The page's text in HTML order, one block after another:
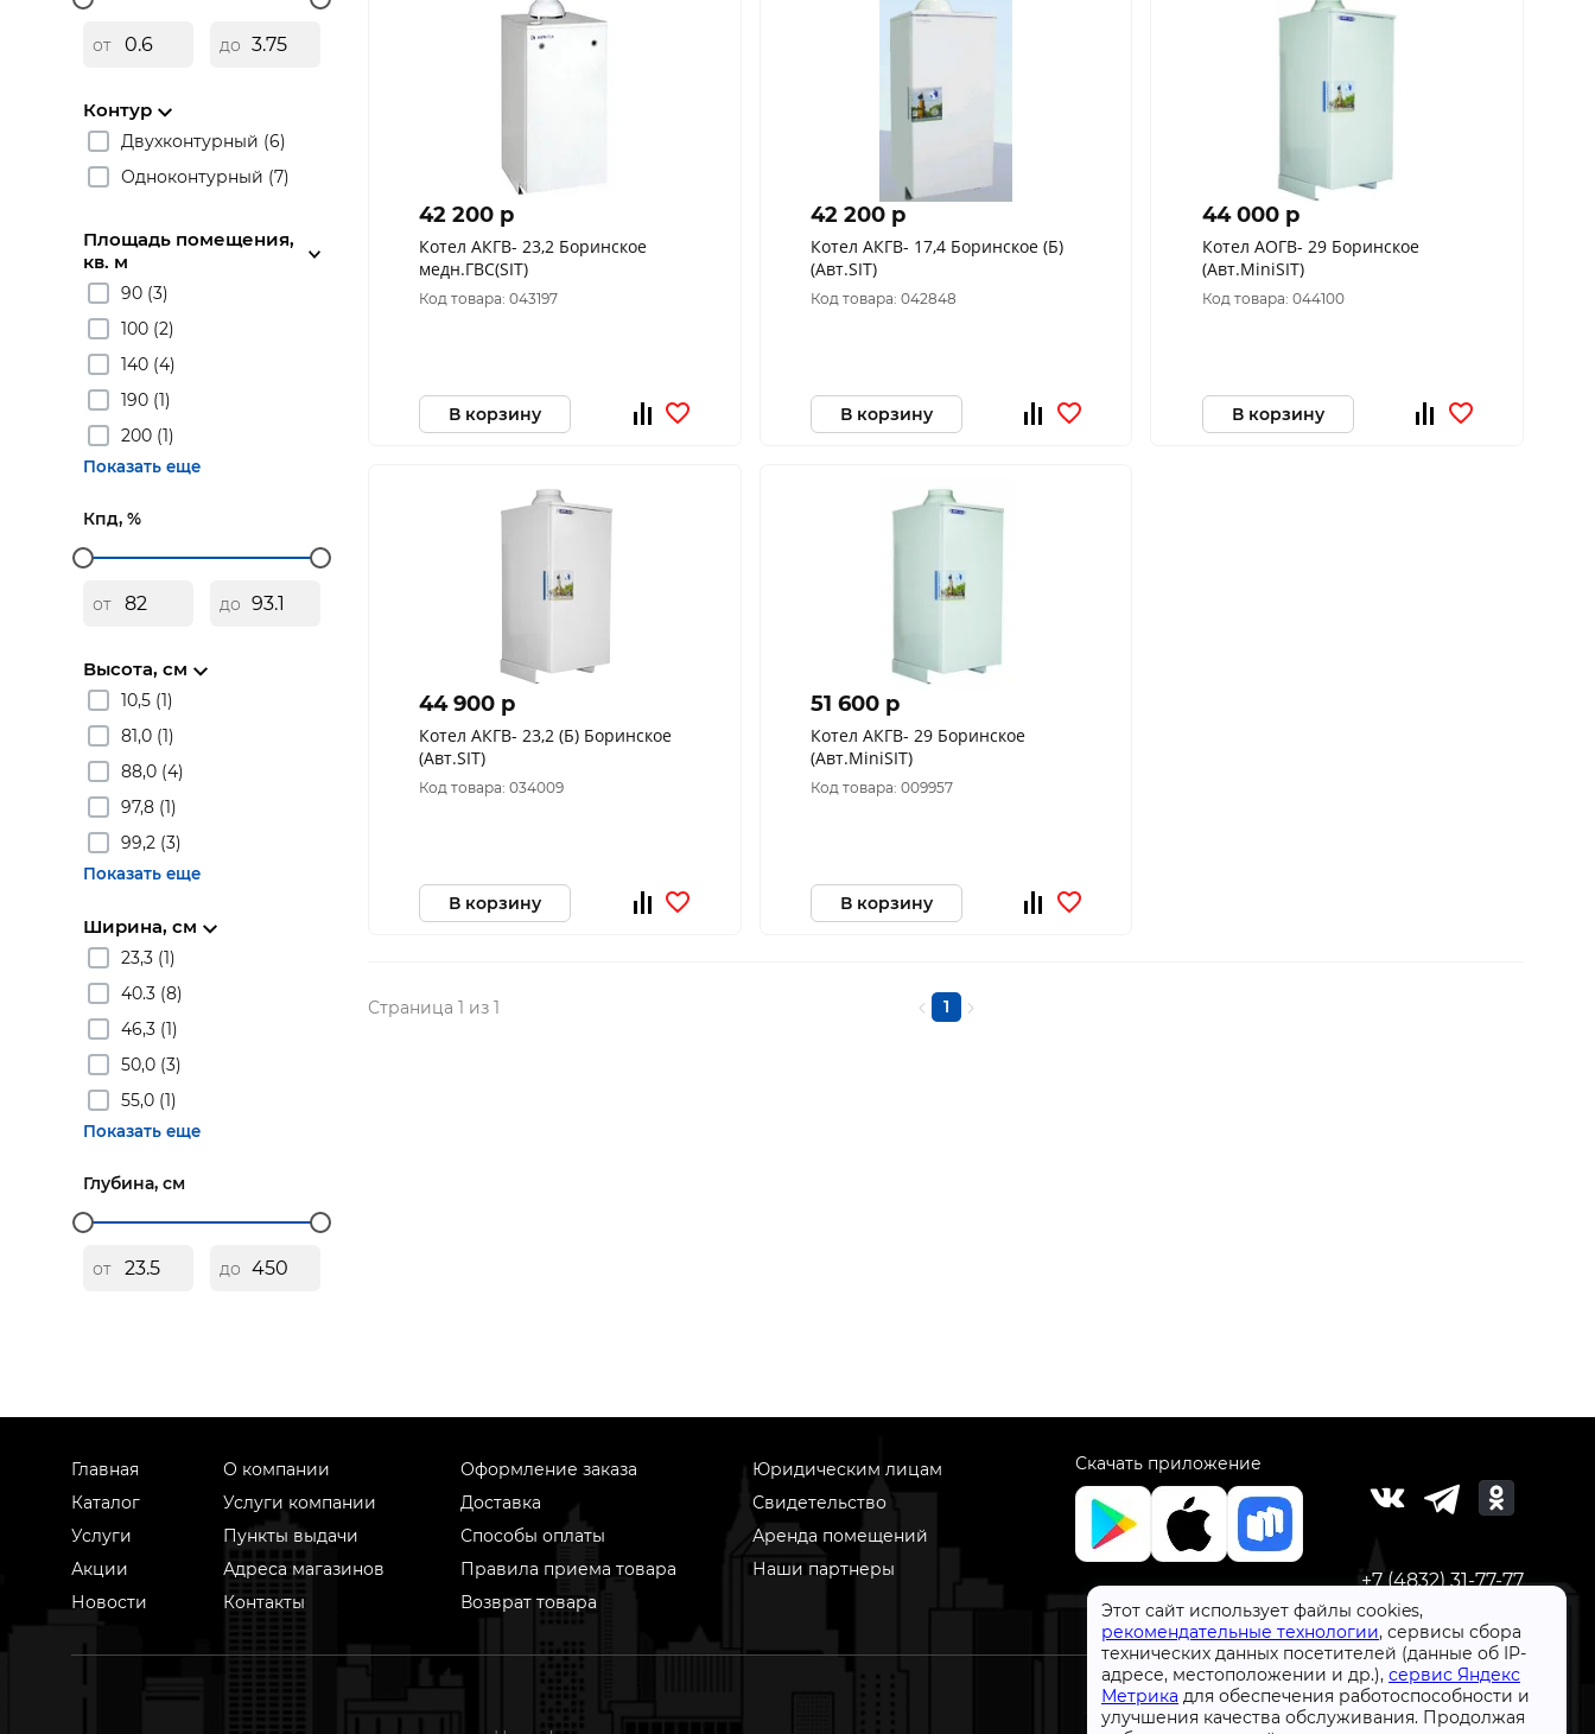
Этот сайт использует файлы cookies,
рекомендательные технологии, сервисы сбора
технических данных посетителей (данные об IP-
адресе, местоположении и др.), сервис Яндекс
Метрика для обеспечения работоспособности и
улучшения качества обслуживания. Продолжая
от до
Контур
Двухконтурный (6)
Одноконтурный (7)
Площадь помещения,
кв. м
90 (3)
100 (2)
140 (4)
190 (1)
200 (1)
Показать еще
Кпд, %
от до
Высота, см
10,5 (1)
81,0 (1)
88,0 (4)
97,8 (1)
99,2 (3)
Показать еще
Ширина, см
23,3 (1)
40.3 (8)
46,3 (1)
50,0 (3)
55,0 (1)
Показать еще
Глубина, см
от до
42 200 p
Котел АКГВ- 23,2 Боринское
медн.ГВС(SIT)
Код товара: 043197
В корзину
42 200 p
Котел АКГВ- 17,4 Боринское (Б)
(Авт.SIT)
Код товара: 042848
В корзину
44 000 p
Котел АОГВ- 29 Боринское
(Авт.MiniSIT)
Код товара: 044100
В корзину
44 900 p
Котел АКГВ- 23,2 (Б) Боринское
(Авт.SIT)
Код товара: 034009
В корзину
51 600 p
Котел АКГВ- 29 Боринское
(Авт.MiniSIT)
Код товара: 009957
В корзину
Страница 1 из 1 1
Главная
Каталог
Услуги
Акции
Новости
О компании
Услуги компании
Пункты выдачи
Адреса магазинов
Контакты
Оформление заказа
Доставка
Способы оплаты
Правила приема товара
Возврат товара
Юридическим лицам
Свидетельство
Аренда помещений
Наши партнеры
Скачать приложение
+7 (4832) 31-77-77